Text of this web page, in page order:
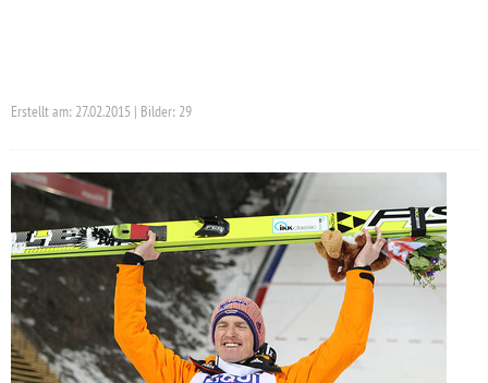
Erstellt am: 27.02.2015 | Bilder: 29